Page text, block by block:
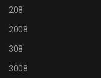
208
2008
308
3008